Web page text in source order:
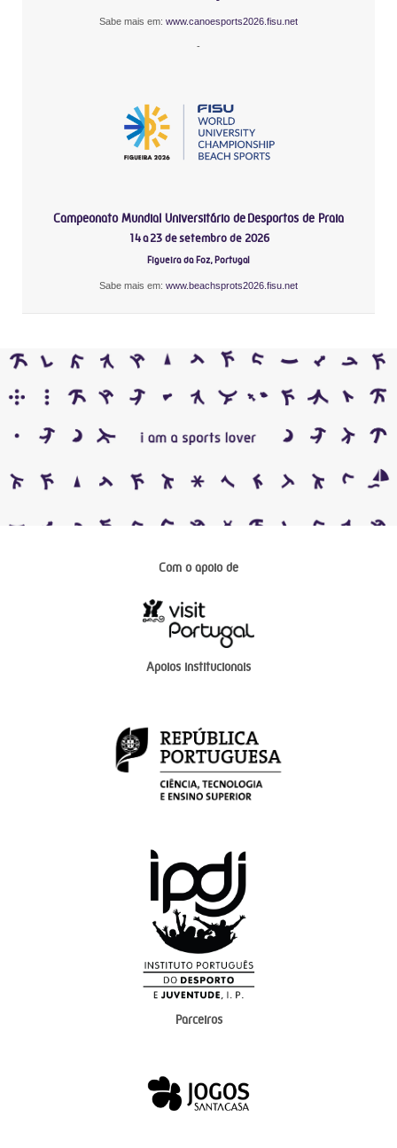
Sabe mais em: www.canoesports2026.fisu.net
-
Campeonato Mundial Universitário de Desportos de Praia
14 a 23 de setembro de 2026
Figueira da Foz, Portugal
Sabe mais em: www.beachsprots2026.fisu.net
Com o apoio de
Apoios institucionais
Parceiros